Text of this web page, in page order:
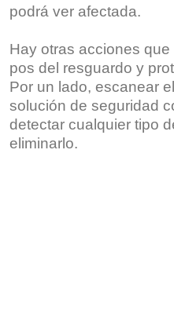
podrá ver afectada.
Hay otras acciones
pos del resguardo y
Por un lado, escanear
solución de seguridad
detectar cualquier tipo
eliminarlo.